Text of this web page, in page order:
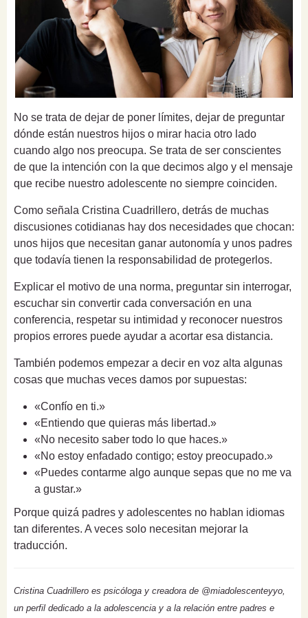
No se trata de dejar de poner límites, dejar de preguntar
dónde están nuestros hijos o mirar hacia otro lado
cuando algo nos preocupa. Se trata de ser conscientes
de que la intención con la que decimos algo y el mensaje
que recibe nuestro adolescente no siempre coinciden.
Como señala Cristina Cuadrillero, detrás de muchas
discusiones cotidianas hay dos necesidades que chocan:
unos hijos que necesitan ganar autonomía y unos padres
que todavía tienen la responsabilidad de protegerlos.
Explicar el motivo de una norma, preguntar sin interrogar,
escuchar sin convertir cada conversación en una
conferencia, respetar su intimidad y reconocer nuestros
propios errores puede ayudar a acortar esa distancia.
También podemos empezar a decir en voz alta algunas
cosas que muchas veces damos por supuestas:
«Confío en ti.»
«Entiendo que quieras más libertad.»
«No necesito saber todo lo que haces.»
«No estoy enfadado contigo; estoy preocupado.»
«Puedes contarme algo aunque sepas que no me va
a gustar.»
Porque quizá padres y adolescentes no hablan idiomas
tan diferentes. A veces solo necesitan mejorar la
traducción.
Cristina Cuadrillero es psicóloga y creadora de @miadolescenteyyo,
un perfil dedicado a la adolescencia y a la relación entre padres e